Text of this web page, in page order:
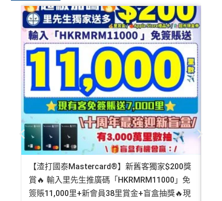
飲食優惠全集：AE美膳會及餐廳優惠合集/AE買一送
一
優惠活動更新：AE信用卡優惠合集
❎缺點
年費$9,500無得豁免
海外簽賬手續費小貴，有2%收費(其他卡做緊1至1.9
平日簽賬HK$9=1里，儲里數嚟講唔算吸引
轉換成飛行里數手續費每次HK$400
查看更多信用卡詳情及分析...
【渣打國泰Mastercard®】新舊客獨家$200獎
賞🔥 輸入里先生推廣碼「HKRMRM11000」免
簽賬11,000里+新會員38里賞金+盲盒抽獎🔥現